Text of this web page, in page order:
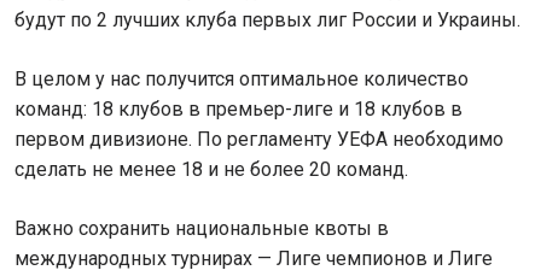
будут по 2 лучших клуба первых лиг России и Украины.
В целом у нас получится оптимальное количество
команд: 18 клубов в премьер-лиге и 18 клубов в
первом дивизионе. По регламенту УЕФА необходимо
сделать не менее 18 и не более 20 команд.
Важно сохранить национальные квоты в
международных турнирах — Лиге чемпионов и Лиге